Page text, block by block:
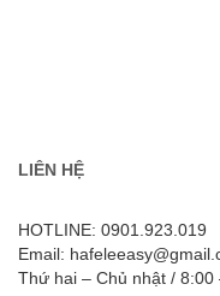
LIÊN HỆ
HOTLINE: 0901.923.019
Email:
Thứ hai – Chủ nhật / 8:00